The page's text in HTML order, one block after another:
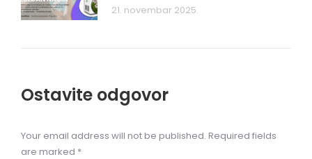
21. novembar 2025.
Ostavite odgovor
Your email address will not be published. Required fields
are marked *